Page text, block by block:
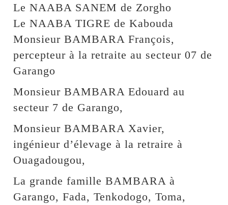
Le NAABA SANEM de Zorgho
Le NAABA TIGRE de Kabouda
Monsieur BAMBARA François,
percepteur à la retraite au secteur 07 de
Garango
Monsieur BAMBARA Edouard au
secteur 7 de Garango,
Monsieur BAMBARA Xavier,
ingénieur d’élevage à la retraire à
Ouagadougou,
La grande famille BAMBARA à
Garango, Fada, Tenkodogo, Toma,